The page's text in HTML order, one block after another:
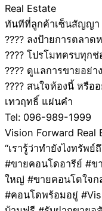
Real Estate
ทันทีที่ลูกค้าเซ็นสัญญา
???? ลงป้ายการตลาด
???? โปรโมทครบทุก
???? ดูแลการขายอย่า
???? สนใจห้องนี้ หรื
เทวฤทธิ์ แผ่นคำ
Tel: 096-989-1999
Vision Forward Real
“เรารู้ว่าทำยังไงทรัพย์
#ขายคอนโดอารีย์ #
ใหญ่ #ขายคอนโดใจก
#คอนโดพร้อมอยู่